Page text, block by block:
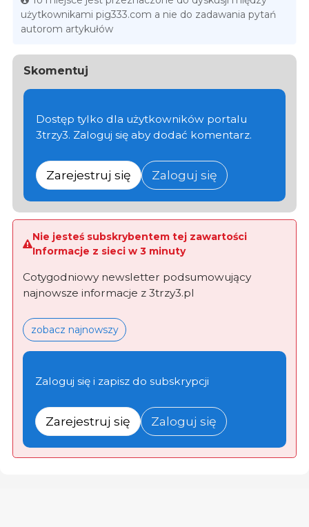
użytkownikami pig333.com a nie do zadawania pytań
autorom artykułów
Skomentuj
Dostęp tylko dla użytkowników portalu
3trzy3. Zaloguj się aby dodać komentarz.
Zarejestruj się Zaloguj się
Nie jesteś subskrybentem tej zawartości
Informacje z sieci w 3 minuty
Cotygodniowy newsletter podsumowujący
najnowsze informacje z 3trzy3.pl
zobacz najnowszy
Zaloguj się i zapisz do subskrypcji
Zarejestruj się Zaloguj się